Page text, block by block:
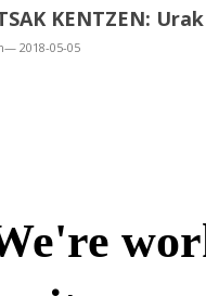
KENTZEN:
2018-05-05